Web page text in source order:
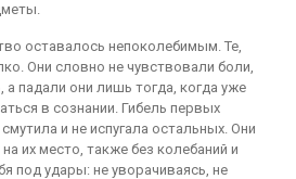
оставалось непоколебимым. Те,
Они словно не чувствовали боли,
а падали они лишь тогда, когда уже
в сознании. Гибель первых
и не испугала остальных. Они
их место, также без колебаний и
под удары: не уворачиваясь, не